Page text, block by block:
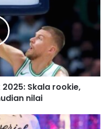
Skala rookie,
nilai